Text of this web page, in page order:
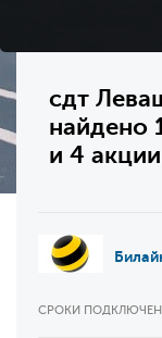
сдт
найдено
и 4 акции
СРОКИ